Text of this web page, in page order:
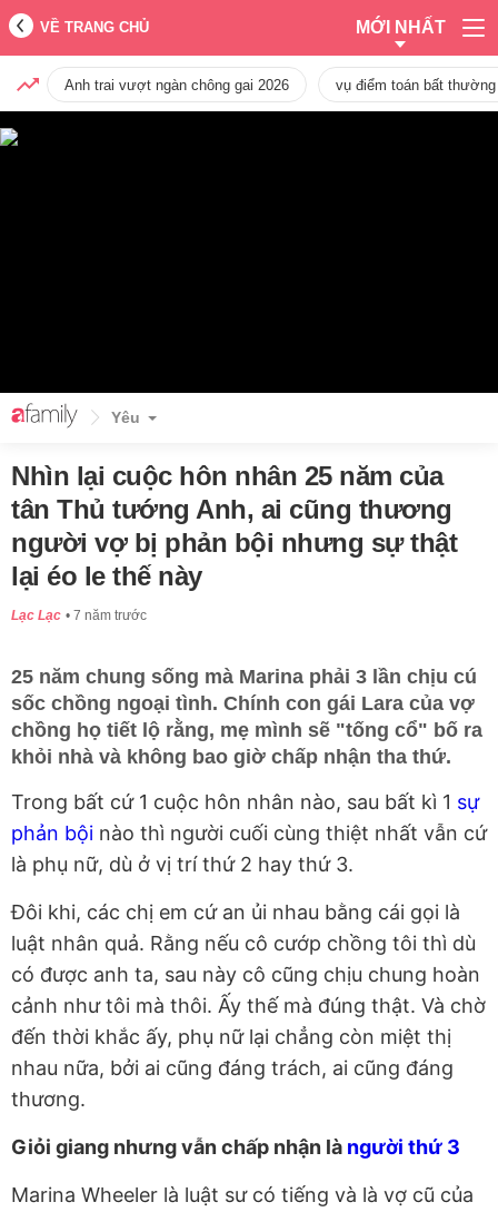
VỀ TRANG CHỦ MỚI NHẤT
Anh trai vượt ngàn chông gai 2026 vụ điểm toán bất
Yêu
Nhìn lại cuộc hôn nhân 25 năm của
tân Thủ tướng Anh, ai cũng thương
người vợ bị phản bội nhưng sự thật
lại éo le thế này
Lạc Lạc 7 năm trước
25 năm chung sống mà Marina phải 3 lần chịu cú
sốc chồng ngoại tình. Chính con gái Lara của vợ
chồng họ tiết lộ rằng, mẹ mình sẽ "tống cổ" bố ra
khỏi nhà và không bao giờ chấp nhận tha thứ.
Trong bất cứ 1 cuộc hôn nhân nào, sau bất kì 1 sự
phản bội nào thì người cuối cùng thiệt nhất vẫn cứ
là phụ nữ, dù ở vị trí thứ 2 hay thứ 3.
Đôi khi, các chị em cứ an ủi nhau bằng cái gọi là
luật nhân quả. Rằng nếu cô cướp chồng tôi thì dù
có được anh ta, sau này cô cũng chịu chung hoàn
cảnh như tôi mà thôi. Ấy thế mà đúng thật. Và chờ
đến thời khắc ấy, phụ nữ lại chẳng còn miệt thị
nhau nữa, bởi ai cũng đáng trách, ai cũng đáng
thương.
Giỏi giang nhưng vẫn chấp nhận là người thứ 3
Marina Wheeler là luật sư có tiếng và là vợ cũ của